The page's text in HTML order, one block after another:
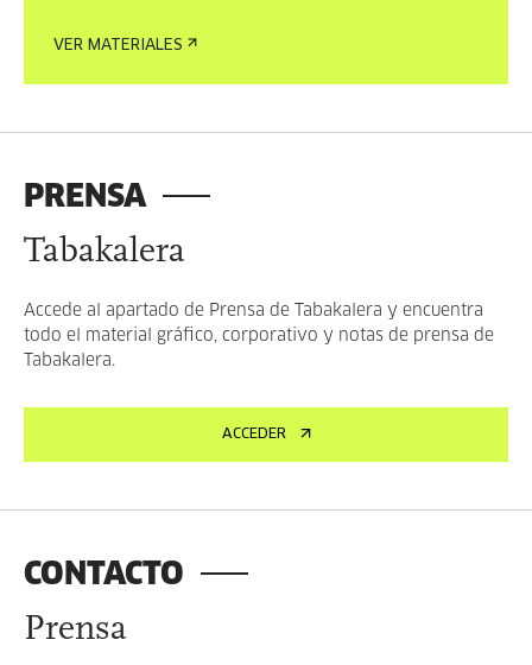
VER MATERIALES
PRENSA
Tabakalera
Accede al apartado de Prensa de Tabakalera y encuentra
todo el material gráfico, corporativo y notas de prensa de
Tabakalera.
ACCEDER
CONTACTO
Prensa